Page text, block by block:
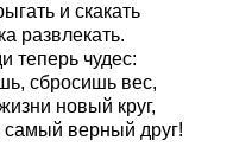
и скакать
развлекать.
теперь чудес:
сбросишь вес,
новый круг,
верный друг!